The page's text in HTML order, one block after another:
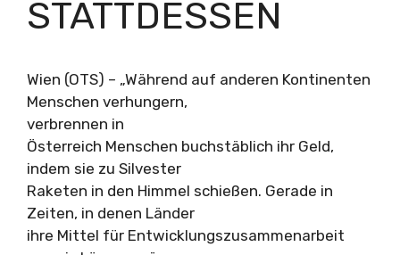
STATTDESSEN
Wien (OTS) – „Während auf anderen Kontinenten
Menschen verhungern,
verbrennen in
Österreich Menschen buchstäblich ihr Geld,
indem sie zu Silvester
Raketen in den Himmel schießen. Gerade in
Zeiten, in denen Länder
ihre Mittel für Entwicklungszusammenarbeit